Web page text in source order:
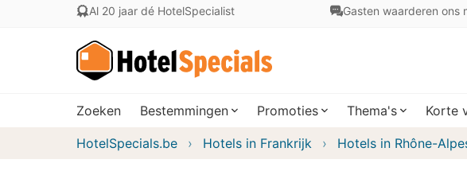
Al 20 jaar dé HotelSpecialist Gasten waarderen ons
Zoeken Bestemmingen Promoties Thema's Korte
HotelSpecials.be Hotels in Frankrijk Hotels in Rhône-